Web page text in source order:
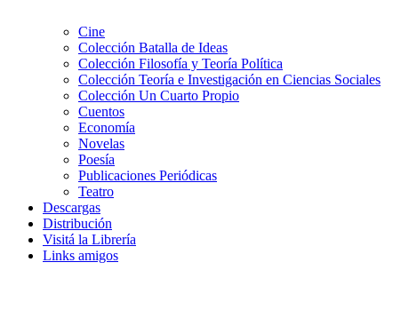
Cine
Colección Batalla de Ideas
Colección Filosofía y Teoría Política
Colección Teoría e Investigación en Ciencias Sociales
Colección Un Cuarto Propio
Cuentos
Economía
Novelas
Poesía
Publicaciones Periódicas
Teatro
Descargas
Distribución
Visitá la Librería
Links amigos